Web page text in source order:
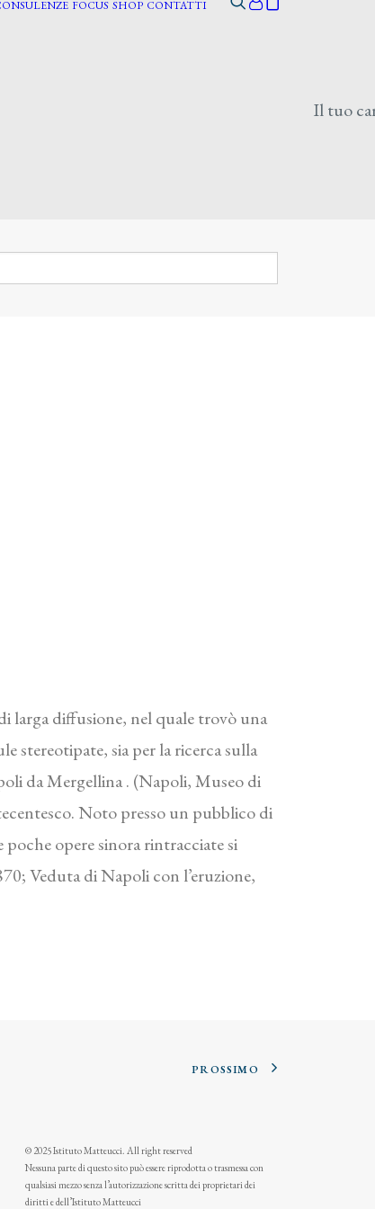
FOCUS SHOP CONTATTI
Il tuo
larga diffusione, nel quale trovò una
stereotipate, sia per la ricerca sulla
da Mergellina . (Napoli, Museo di
Noto presso un pubblico di
opere sinora rintracciate si
Veduta di Napoli con l’eruzione,
PROSSIMO
© 2025 Istituto Matteucci. All right reserved
Nessuna parte di questo sito può essere riprodotta o trasmessa con
qualsiasi mezzo senza l’autorizzazione scritta dei proprietari dei
diritti e dell’Istituto Matteucci